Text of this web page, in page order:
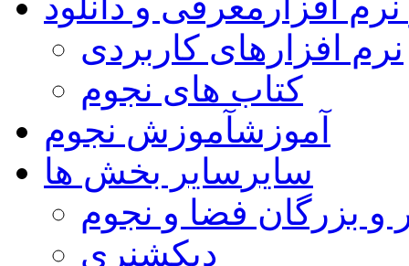
نرم افزارهای کاربردی
کتاب های نجوم
آموزشآموزش نجوم
سایر سایر بخش ها
و بزرگان فضا و نجوم
دیکشنری